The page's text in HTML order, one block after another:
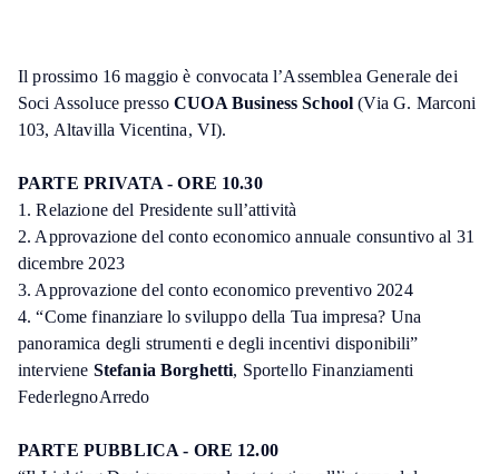
Il prossimo 16 maggio è convocata l’Assemblea Generale dei
Soci Assoluce pressoCUOA Business School(Via G. Marconi
103, Altavilla Vicentina, VI).
PARTE PRIVATA - ORE 10.30
1. Relazione del Presidente sull’attività
2. Approvazione del conto economico annuale consuntivo al 31
dicembre 2023
3. Approvazione del conto economico preventivo 2024
4. “Come finanziare lo sviluppo della Tua impresa? Una
panoramica degli strumenti e degli incentivi disponibili”
interviene Stefania Borghetti, Sportello Finanziamenti
FederlegnoArredo
PARTE PUBBLICA - ORE 12.00